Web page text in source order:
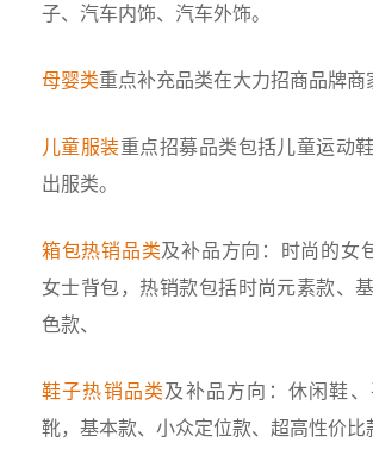
子、汽车内饰、汽车外饰。
母婴类重点补充品类在大力招商品牌商
儿童服装重点招募品类包括儿童运动
出服类。
箱包热销品类及补品方向：时尚的女
女士背包，热销款包括时尚元素款、
色款、
鞋子热销品类及补品方向：休闲鞋
靴，基本款、小众定位款、超高性价比